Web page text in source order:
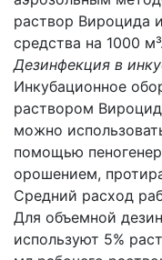
раствор Вироцида
средства на 1000 м³.
Дезинфекция в
Инкубационное
раствором
можно
помощью
орошением,
Средний расход
Для объемной
используют 5%